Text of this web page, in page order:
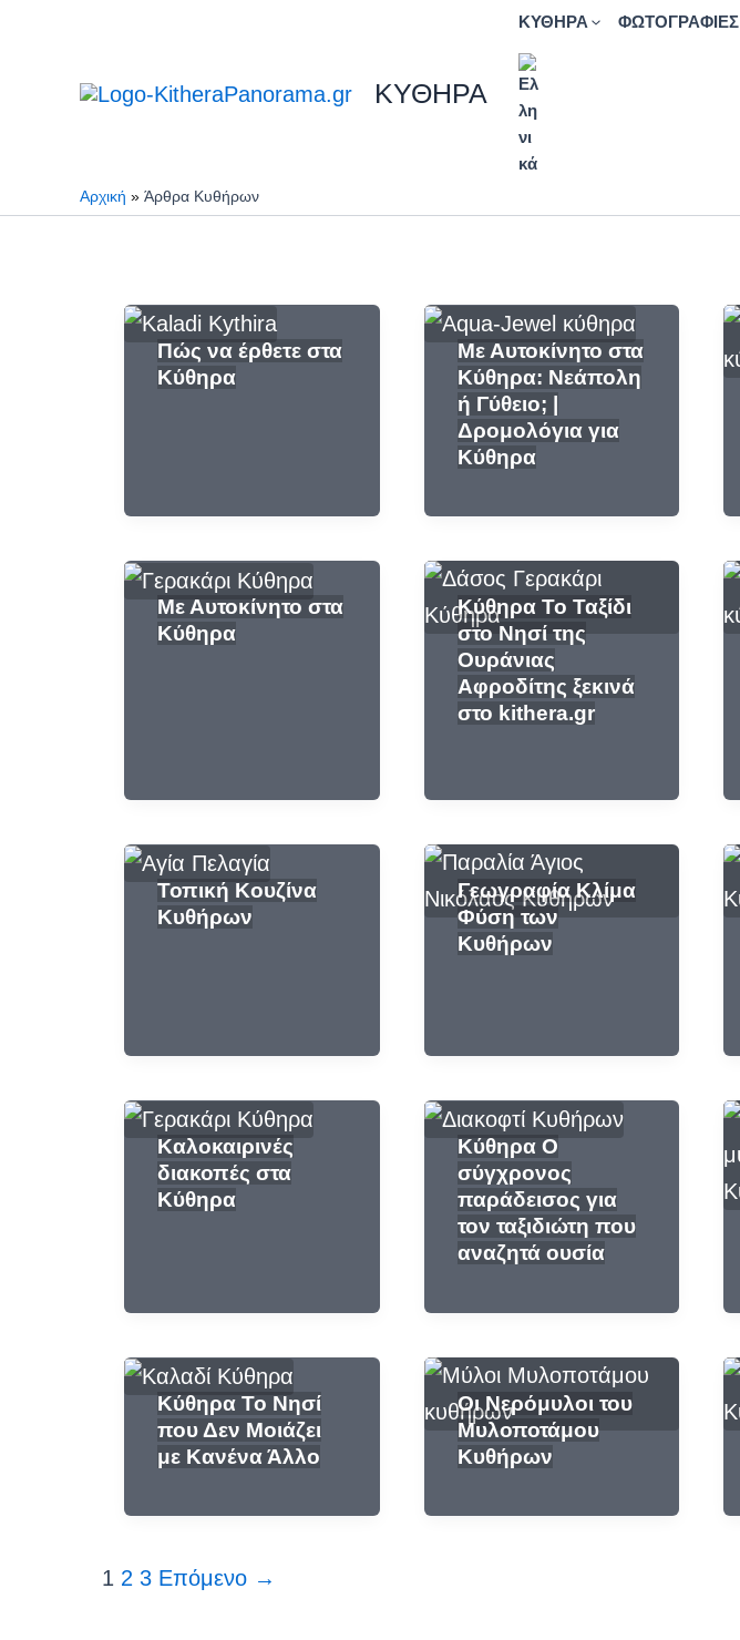
περιεχόμενο
ΚΥΘΗΡΑ
ΚΥΘΗΡΑ ΦΩΤΟΓΡΑΦΙΕΣ
Αρχική Άρθρα Κυθήρων
Πώς να έρθετε στα
Κύθηρα
Με Αυτοκίνητο στα
Κύθηρα: Νεάπολη
ή Γύθειο; |
Δρομολόγια για
Κύθηρα
Με Αυτοκίνητο στα
Κύθηρα
Κύθηρα Το Ταξίδι
στο Νησί της
Ουράνιας
Αφροδίτης ξεκινά
στο kithera.gr
Τοπική Κουζίνα
Κυθήρων
Γεωγραφία Κλίμα
Φύση των
Κυθήρων
Καλοκαιρινές
διακοπές στα
Κύθηρα
Κύθηρα Ο
σύγχρονος
παράδεισος για
τον ταξιδιώτη που
αναζητά ουσία
Κύθηρα Το Νησί
που Δεν Μοιάζει
με Κανένα Άλλο
Οι Νερόμυλοι του
Μυλοποτάμου
Κυθήρων
1 2 3 Επόμενο →